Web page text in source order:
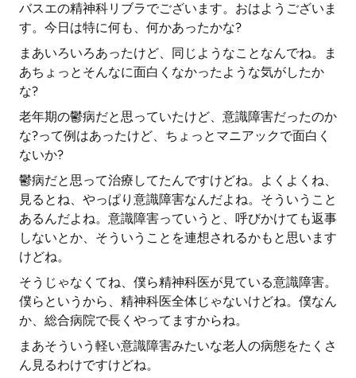
バスエの精神科リブラでございます。おはようございま
す。今日は特に何も、何かあったかな?
まあいろいろあったけど、同じようなことなんでね。ま
あちょっとそんなに面白くなかったような気がしたか
な?
老年期の鬱病だと思っていたけど、意識障害だったのか
な?って例はあったけど、ちょっとマニアックで面白く
ないか?
鬱病だと思って治療してたんですけどね。よくよくね、
見るとね、やっぱり意識障害なんだよね。そういうこと
あるんだよね。意識障害っていうと、呼びかけても返事
しないとか、そういうことを連想されるかもと思います
けどね。
そうじゃなくてね、僕ら精神科医が見ている意識障害。
僕らというから、精神科医全体じゃないけどね。僕なん
か、総合病院で長くやってますからね。
まあそういう軽い意識障害みたいな老人の病態をたくさ
ん見るわけですけどね。